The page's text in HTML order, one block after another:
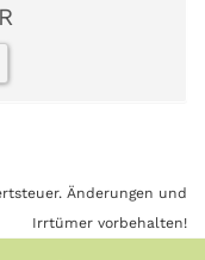
Änderungen und
Irrtümer vorbehalten!